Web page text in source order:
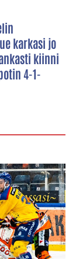
karkasi jo
kiinni
4-1-